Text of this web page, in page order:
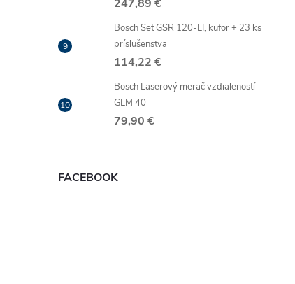
247,89 €
Bosch Set GSR 120-LI, kufor + 23 ks
príslušenstva
114,22 €
Bosch Laserový merač vzdialeností
GLM 40
79,90 €
FACEBOOK